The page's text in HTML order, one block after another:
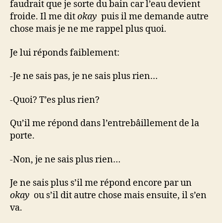
faudrait que je sorte du bain car l’eau devient
froide. Il me ditokay puis il me demande autre
chose mais je ne me rappel plus quoi.
Je lui réponds faiblement:
-Je ne sais pas, je ne sais plus rien…
-Quoi? T’es plus rien?
Qu’il me répond dans l’entrebâillement de la
porte.
-Non, je ne sais plus rien…
Je ne sais plus s’il me répond encore par un
okay ou s’il dit autre chose mais ensuite, il s’en
va.